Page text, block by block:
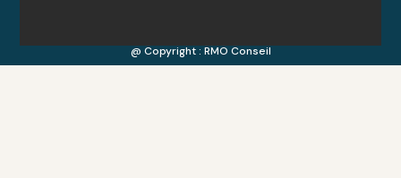
@ Copyright : RMO Conseil